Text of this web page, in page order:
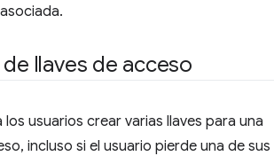
llaves de acceso
usuarios crear varias llaves para una
incluso si el usuario pierde una de sus